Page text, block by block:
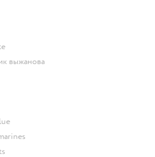
выжанова